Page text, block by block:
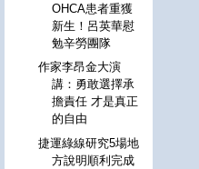
OHCA患者重獲
新生！呂英華慰
勉辛勞團隊
作家李昂金大演
講：勇敢選擇承
擔責任 才是真正
的自由
捷運綠線研究5場地
方說明順利完成